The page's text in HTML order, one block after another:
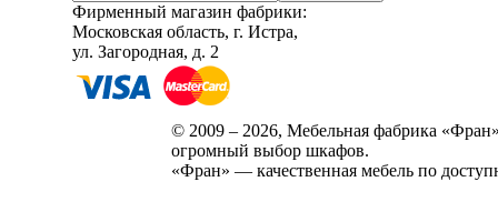
Фирменный магазин фабрики:
Московская область, г. Истра,
ул. Загородная, д. 2
© 2009 – 2026, Мебельная фабрика
огромный выбор шкафов.
«Фран» — качественная мебель по